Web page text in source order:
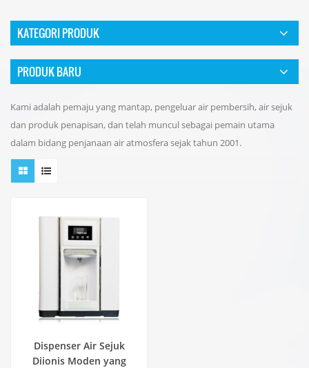
KATEGORI PRODUK
PRODUK BARU
Kami adalah pemaju yang mantap, pengeluar air pembersih, air sejuk
dan produk penapisan, dan telah muncul sebagai pemain utama
dalam bidang penjanaan air atmosfera sejak tahun 2001.
Dispenser Air Sejuk
Diionis Moden yang